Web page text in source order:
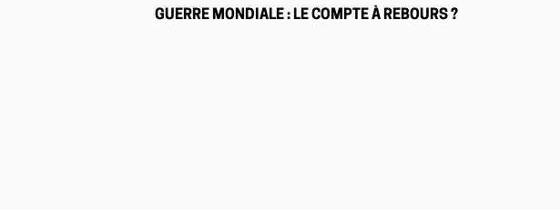
GUERRE MONDIALE : LE COMPTE À REBOURS ?